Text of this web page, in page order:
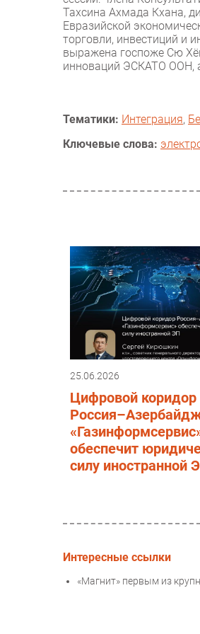
Тахсина Ахмада Кхана,
Евразийской
торговли, инвестиций и
выражена госпоже Сю
инноваций ЭСКАТО ООН,
Тематики: Интеграция,
Ключевые слова:
25.06.2026
Цифровой коридор
обеспечит
силу иностранной
Интересные ссылки
«Магнит» первым из